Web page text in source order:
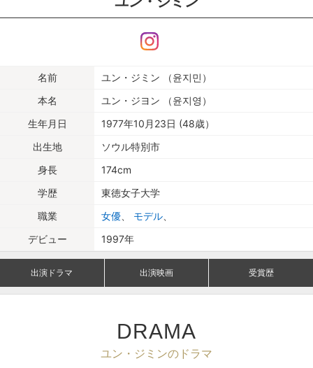
名前
ユン・ジミン （윤지민）
本名
ユン・ジヨン （윤지영）
生年月日
1977年10月23日 (48歳）
出生地
ソウル特別市
身長
174cm
学歴
東徳女子大学
職業
女優 モデル
デビュー
1997年
出演ドラマ 出演映画 受賞歴
DRAMA
ユン・ジミンのドラマ